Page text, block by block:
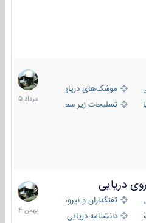
موشک‌های دریایی
تسلیحات زیر سطحی
2
مرداد
1405
دریایی
تفنگداران و نیروهای ویژه‌ی دریایی
مختلف
دانشنامه دریایی
22
بهمن
1404